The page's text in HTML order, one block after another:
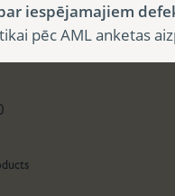
iespējamajiem
pēc AML anketas